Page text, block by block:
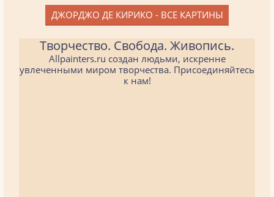
ДЖОРДЖО ДЕ КИРИКО - ВСЕ КАРТИНЫ
Творчество. Свобода. Живопись.
Allpainters.ru создан людьми, искренне
увлеченными миром творчества. Присоединяйтесь
к нам!